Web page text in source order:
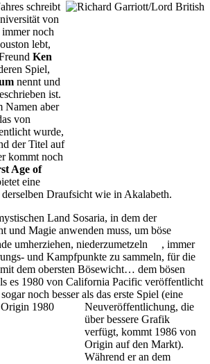
schreibt
von
noch
lebt,
Ken
Spiel,
nennt und
ist.
Namen aber
von
wurde,
der Titel auf
kommt noch
Age of
eine
Draufsicht wie in Akalabeth.
Land Sosaria, in dem der
und Magie anwenden muss, um böse
umherziehen, niederzumetzeln
, immer
und Kampfpunkte zu sammeln, für die
dem obersten Bösewicht… dem bösen
es 1980 von California Pacific veröffentlicht
noch besserals das erste Spiel (eine
Neuveröffentlichung, die
über bessere Grafik
verfügt, kommt 1986 von
Origin auf den Markt).
Während er an dem